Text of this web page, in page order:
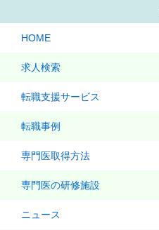
HOME
求人検索
転職支援サービス
転職事例
専門医取得方法
専門医の研修施設
ニュース